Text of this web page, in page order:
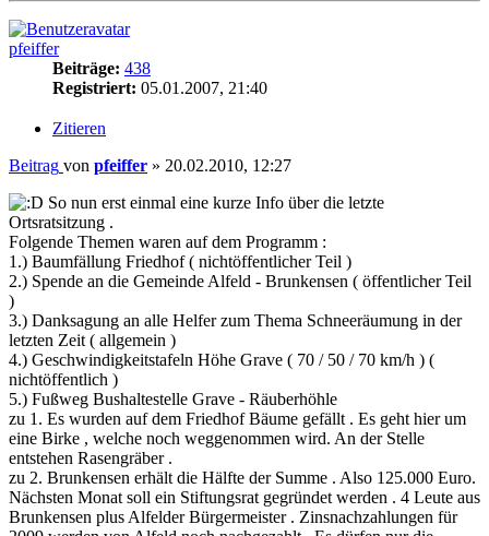
pfeiffer
Beiträge: 438
Registriert: 05.01.2007, 21:40
Zitieren
Beitrag von pfeiffer » 20.02.2010, 12:27
So nun erst einmal eine kurze Info über die letzte
Ortsratsitzung .
Folgende Themen waren auf dem Programm :
1.) Baumfällung Friedhof ( nichtöffentlicher Teil )
2.) Spende an die Gemeinde Alfeld - Brunkensen ( öffentlicher Teil
)
3.) Danksagung an alle Helfer zum Thema Schneeräumung in der
letzten Zeit ( allgemein )
4.) Geschwindigkeitstafeln Höhe Grave ( 70 / 50 / 70 km/h ) (
nichtöffentlich )
5.) Fußweg Bushaltestelle Grave - Räuberhöhle
zu 1. Es wurden auf dem Friedhof Bäume gefällt . Es geht hier um
eine Birke , welche noch weggenommen wird. An der Stelle
entstehen Rasengräber .
zu 2. Brunkensen erhält die Hälfte der Summe . Also 125.000 Euro.
Nächsten Monat soll ein Stiftungsrat gegründet werden . 4 Leute aus
Brunkensen plus Alfelder Bürgermeister . Zinsnachzahlungen für